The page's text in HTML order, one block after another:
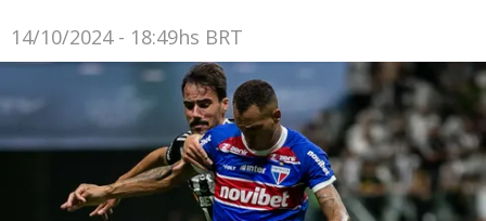
14/10/2024 - 18:49hs BRT